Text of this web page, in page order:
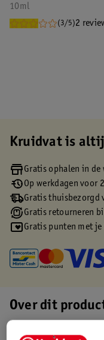
10ml
(3/5)2
Kruidvat is
Gratis ophalen in de
Op werkdagen voor
Gratis thuisbezorgd
Gratis retourneren
Gratis punten met
Over dit
Productinformatie